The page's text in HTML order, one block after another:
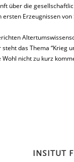
über die
Erzeugnissen
das Thema “Krieg
nicht zu kurz
INSITUT